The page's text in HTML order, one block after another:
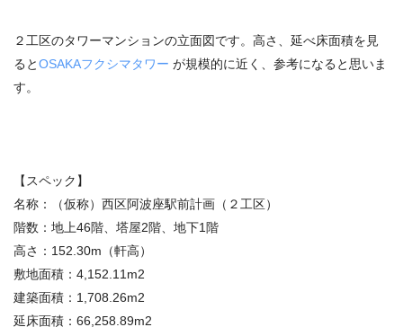
２工区のタワーマンションの立面図です。高さ、延べ床面積を見
るとOSAKAフクシマタワー が規模的に近く、参考になると思いま
す。
【スペック】
名称：（仮称）西区阿波座駅前計画（２工区）
階数：地上46階、塔屋2階、地下1階
高さ：152.30m（軒高）
敷地面積：4,152.11m2
建築面積：1,708.26m2
延床面積：66,258.89m2